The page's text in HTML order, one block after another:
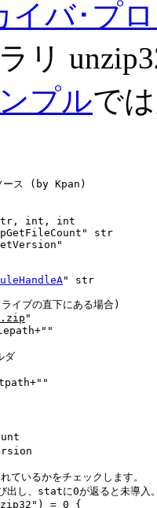
イバ･プ
リ
プルで
str, int, int
str
" str
"